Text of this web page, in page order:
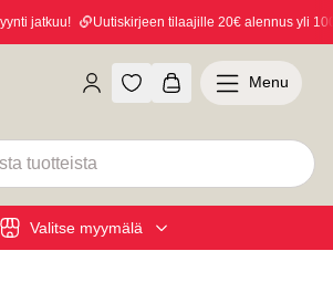
jatkuu! Uutiskirjeen tilaajille 20€ alennus yli
Valitse myymälä
Menu